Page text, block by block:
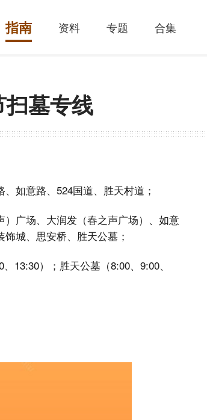
指南 资料 专题 合集
墓专线
如意路、524国道、胜天村道；
广场、大润发（春之声广场）、如意
城、思安桥、胜天公墓；
13:30）；胜天公墓（8:00、9:00、